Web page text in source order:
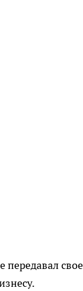
передавал